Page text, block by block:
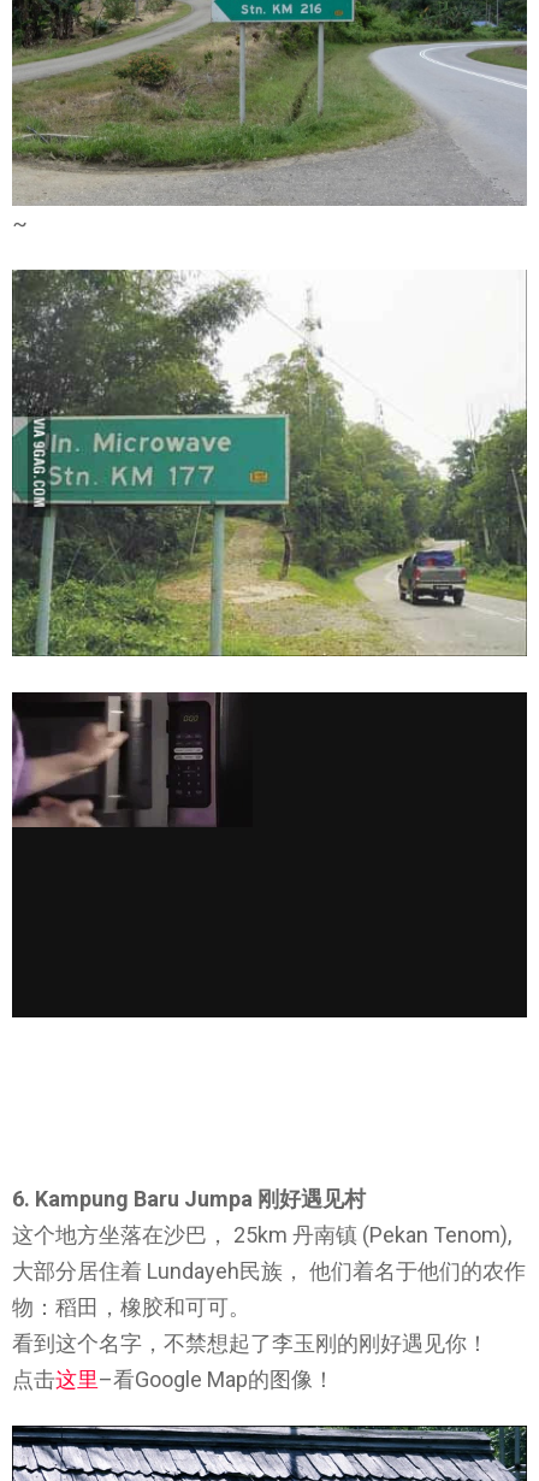
~
6. Kampung Baru Jumpa 刚好遇见村
这个地方坐落在沙巴， 25km 丹南镇 (Pekan Tenom),
大部分居住着 Lundayeh民族， 他们着名于他们的农作
物：稻田，橡胶和可可。
看到这个名字，不禁想起了李玉刚的刚好遇见你！
点击这里–看Google Map的图像！